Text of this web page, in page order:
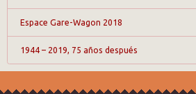
Espace Gare-Wagon 2018
1944 – 2019, 75 años después